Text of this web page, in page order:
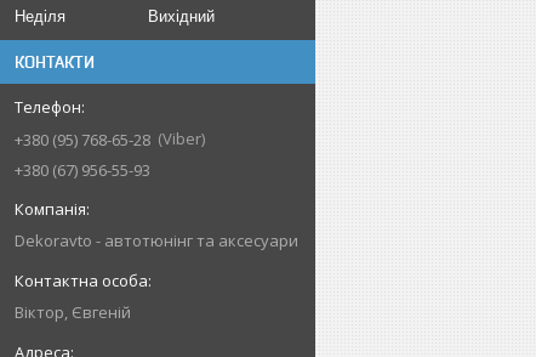
Неділя
Вихідний
КОНТАКТИ
+380 (95) 768-65-28 Viber
+380 (67) 956-55-93
Dekoravto - автотюнінг та аксесуари
Віктор, Євгеній